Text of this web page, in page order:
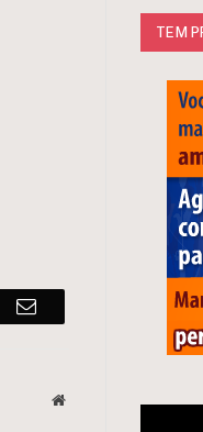
Email
Website
TEM